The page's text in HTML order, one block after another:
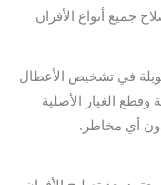
جميع أنواع الأفران
في تشخيص الأعطال
وقطع الغيار الأصلية
أي مخاطر.